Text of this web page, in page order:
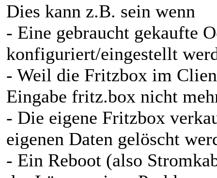
Dies kann z.B. sein wenn
- Eine gebraucht gekaufte
konfiguriert/eingestellt
- Weil die Fritzbox im
Eingabe fritz.box nicht
- Die eigene Fritzbox
eigenen Daten gelöscht
- Ein Reboot (also